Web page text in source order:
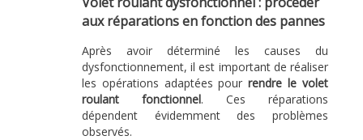
aux réparations en fonction des pannes
Après avoir déterminé les causes du
dysfonctionnement, il est important de réaliser
les opérations adaptées pourrendre le volet
roulant fonctionnel. Ces réparations
dépendent évidemment des problèmes
observés.